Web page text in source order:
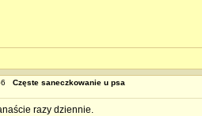
Częste saneczkowanie u psa
razy dziennie.